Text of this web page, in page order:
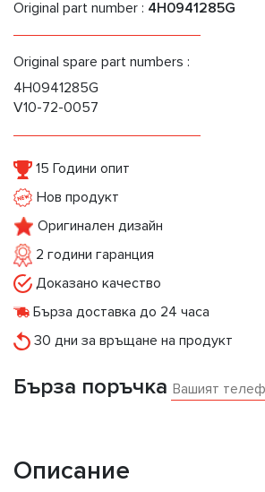
Original part number : 4H0941285G
Original spare part numbers :
4H0941285G
V10-72-0057
15 Години опит
Нов продукт
Оригинален дизайн
2 години гаранция
Доказано качество
Бърза доставка до 24 часа
30 дни за връщане на продукт
Бърза поръчка
Описание